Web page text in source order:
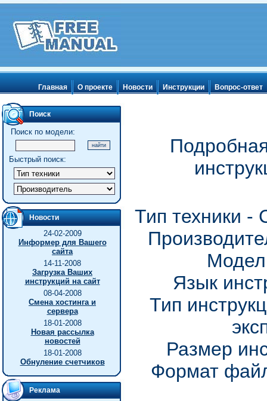
Главная О проекте Новости Инструкции Вопрос-ответ
Поиск
Поиск по модели:
Быстрый поиск:
Новости
24-02-2009
Информер для Вашего
сайта
14-11-2008
Загрузка Ваших
инструкций на сайт
08-04-2008
Смена хостинга и
сервера
18-01-2008
Новая рассылка
новостей
18-01-2008
Обнуление счетчиков
Реклама
Тип техники
Язык
Тип
Размер
Формат